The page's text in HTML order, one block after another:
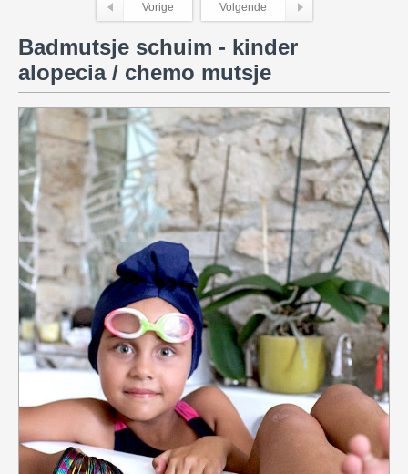
Vorige Volgende
Badmutsje schuim - kinder
alopecia / chemo mutsje